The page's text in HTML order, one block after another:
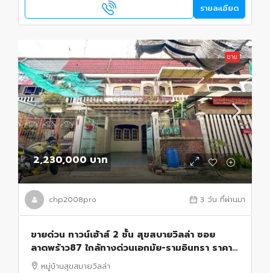
รายละเอียด
ขาย
2,230,000 บาท
chp2008pro 3 วัน ที่ผ่านมา
ขายด่วน ทาวน์เฮ้าส์ 2 ชั้น สุขสบายวิลล่า ซอย
ลาดพร้าว87 ใกล้ทางด่วนเอกมัย-รามอินทรา ราคา
ถูกมาก
หมู่บ้านสุขสบายวิลล่า